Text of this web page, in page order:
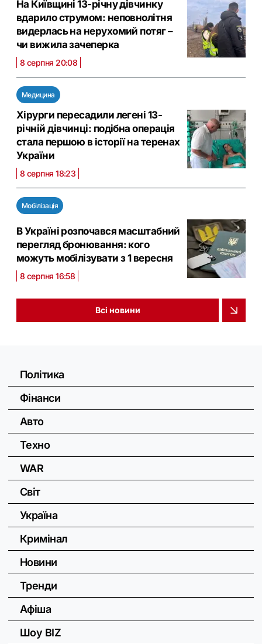
На Київщині 13-річну дівчинку
вдарило струмом: неповнолітня
видерлась на нерухомий потяг –
чи вижила зачеперка
8 серпня 20:08
Медицина
Хірурги пересадили легені 13-
річній дівчинці: подібна операція
стала першою в історії на теренах
України
8 серпня 18:23
Мобілізація
В Україні розпочався масштабний
перегляд бронювання: кого
можуть мобілізувати з 1 вересня
8 серпня 16:58
Всі новини
Політика
Фінанси
Авто
Техно
WAR
Світ
Україна
Кримінал
Новини
Тренди
Афіша
Шоу BIZ